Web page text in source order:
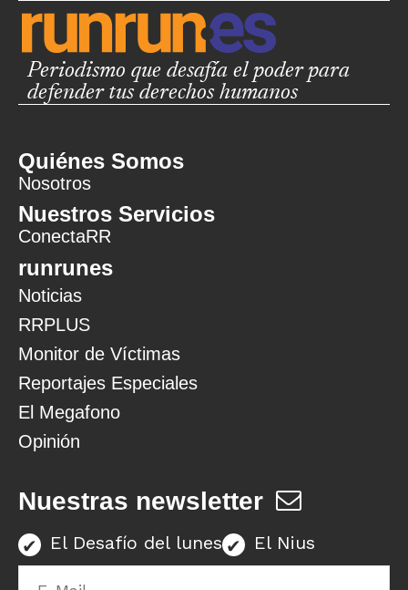
Periodismo que desafía el poder para
defender tus derechos humanos
Quiénes Somos
Nosotros
Nuestros Servicios
ConectaRR
runrunes
Noticias
RRPLUS
Monitor de Víctimas
Reportajes Especiales
El Megafono
Opinión
Nuestras newsletter
El Desafío del lunes El Nius